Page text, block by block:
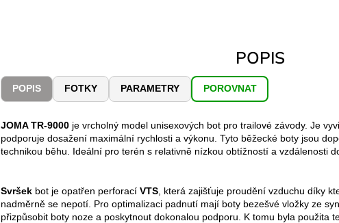
POPIS
POPIS FOTKY PARAMETRY POROVNAT
JOMA TR-9000 je vrcholný model unisexových bot pro trailové závody. Je
podporuje dosažení maximální rychlosti a výkonu. Tyto běžecké boty jsou
technikou běhu. Ideální pro terén s relativně nízkou obtížností a vzdálenosti
Svršek bot je opatřen perforací VTS , která zajišťuje proudění vzduchu díky
nadměrně se nepotí. Pro optimalizaci padnutí mají boty bezešvé vložky ze
přizpůsobit boty noze a poskytnout dokonalou podporu.
K tomu byla použita